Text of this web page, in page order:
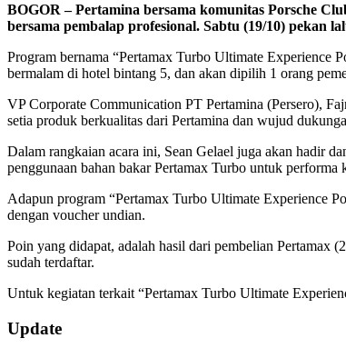
BOGOR – Pertamina bersama komunitas Porsche
bersama pembalap profesional. Sabtu (19/10) pekan
Program bernama “Pertamax Turbo Ultimate Experience
bermalam di hotel bintang 5, dan akan dipilih 1 orang
VP Corporate Communication PT Pertamina (Persero),
setia produk berkualitas dari Pertamina dan wujud
Dalam rangkaian acara ini, Sean Gelael juga akan hadir
penggunaan bahan bakar Pertamax Turbo untuk performa
Adapun program “Pertamax Turbo Ultimate Experience
dengan voucher undian.
Poin yang didapat, adalah hasil dari pembelian Pertamax
sudah terdaftar.
Untuk kegiatan terkait “Pertamax Turbo Ultimate
2019-
10-
Update